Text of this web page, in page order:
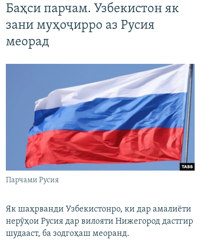
Баҳси парчам. Узбекистон як
зани муҳоҷирро аз Русия
меорад
Парчами Русия
Як шаҳрванди Узбекистонро, ки дар амалиёти
нерӯҳои Русия дар вилояти Нижегород дастгир
шудааст, ба зодгоҳаш меоранд.